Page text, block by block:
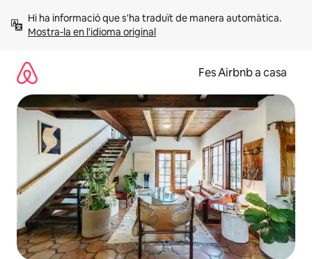
Mostra-la en l'idioma original
Fes Airbnb a casa